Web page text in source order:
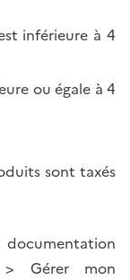
inférieure à 4
ou égale à 4
sont taxés
documentation
> Gérer mon